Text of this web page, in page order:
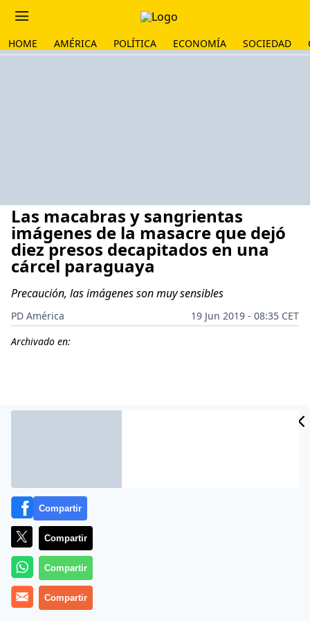
HOME AMÉRICA POLÍTICA ECONOMÍA SOCIEDAD
Las macabras y sangrientas
imágenes de la masacre que dejó
diez presos decapitados en una
cárcel paraguaya
Precaución, las imágenes son muy sensibles
PD América
19 Jun 2019 - 08:35 CET
Archivado en:
Más información
Compartir
Compartir
Compartir
Compartir